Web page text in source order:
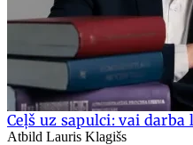
Ceļš uz sapulci: vai darba
Atbild Lauris Klagišs